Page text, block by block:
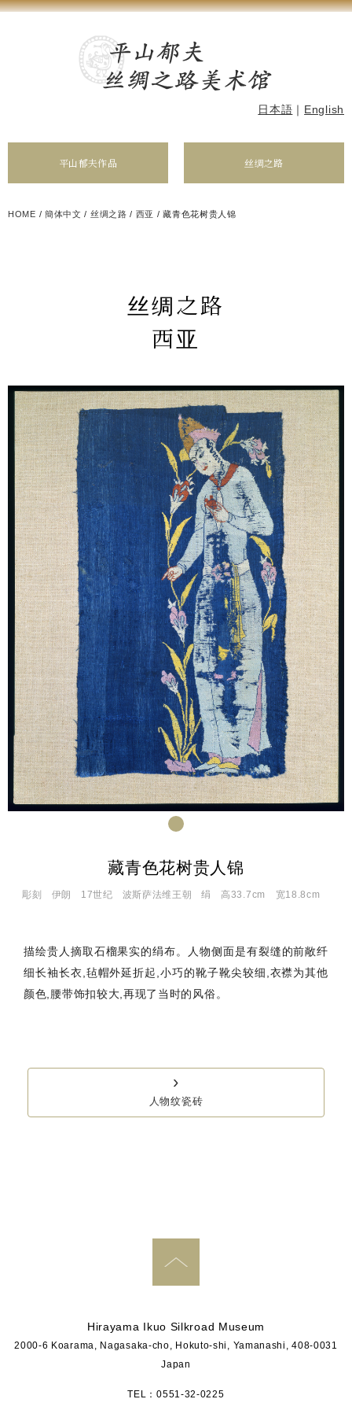
日本語 ｜ English
平山郁夫作品 丝绸之路
HOME / 簡体中文 / 丝绸之路 / 西亚 /藏青色花树贵人锦
丝绸之路
西亚
藏青色花树贵人锦
彫刻 伊朗 17世纪 波斯萨法维王朝 绢 高33.7cm 宽18.8cm
描绘贵人摘取石榴果实的绢布。人物侧面是有裂缝的前敞纤
细长袖长衣,毡帽外延折起,小巧的靴子靴尖较细,衣襟为其他
颜色,腰带饰扣较大,再现了当时的风俗。
›
人物纹瓷砖
Hirayama Ikuo Silkroad Museum
2000-6 Koarama, Nagasaka-cho, Hokuto-shi, Yamanashi, 408-0031
Japan
TEL：0551-32-0225